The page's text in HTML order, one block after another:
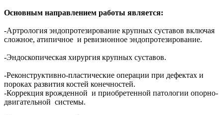
Основным направлением работы является:
-Артрология эндопротезирование крупных суставов включая
сложное, атипичное и ревизионное эндопротезирование.
-Эндоскопическая хирургия крупных суставов.
-Реконструктивно-пластические операции при дефектах и
пороках развития костей конечностей.
-Коррекция врожденной и приобретенной патологии опорно-
двигательной системы.